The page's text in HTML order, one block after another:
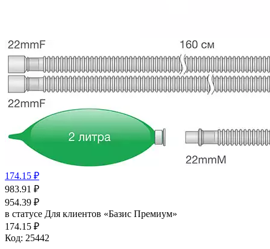
174.15 ₽
983.91 ₽
954.39 ₽
в статусе Для клиентов «Базис Премиум»
174.15 ₽
Код: 25442